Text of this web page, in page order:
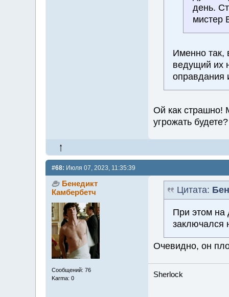
день.
мистер
Именно так,
ведущий их
оправдания
Ой как страшно!
угрожать
#68: Июля 07, 2023, 11:35:39
Бенедикт
Камбербетч
Сообщений: 76
Karma: 0
Цитата:
При этом на
заключался
Очевидно, он
Sherlock